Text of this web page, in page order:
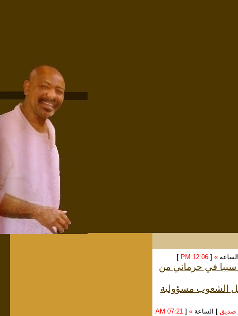
»
[
12:06 PM
]
سببا في حرماني من
الشعوب مسؤولية
صديق ] الساعة »
[
07:21 AM